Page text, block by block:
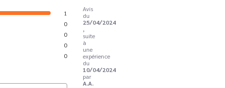
1
0
0
0
0
Avis
du
25/04/2024
,
suite
à
une
expérience
du
10/04/2024
par
A.A.